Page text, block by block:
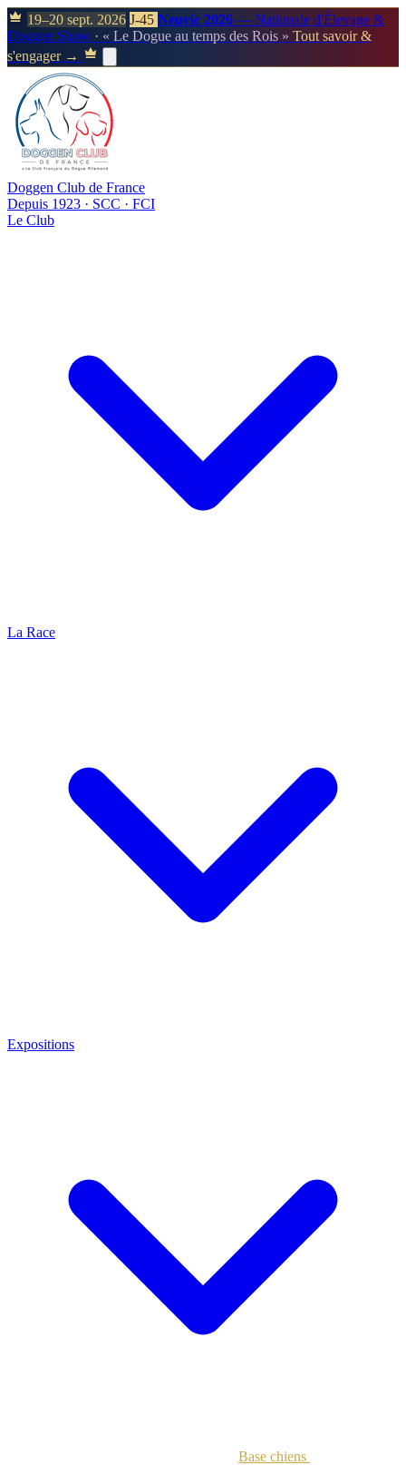
19–20 sept. 2026 J-45 Neuvic 2026 — Nationale d'Élevage &
Doggen Show · « Le Dogue au temps des Rois » Tout savoir &
s'engager →
Doggen Club de France
Depuis 1923 · SCC · FCI
Le Club
La Race
Expositions
Base chiens